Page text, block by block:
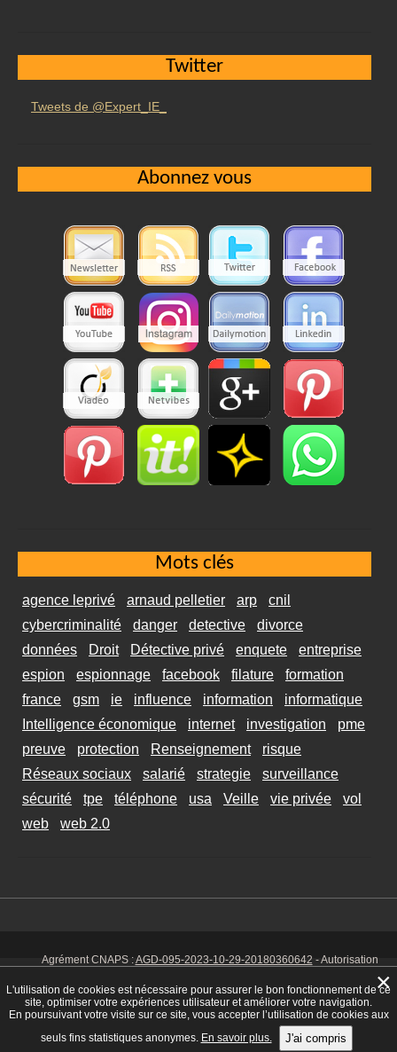
Twitter
Tweets de @Expert_IE_
Abonnez vous
Mots clés
agence leprivé arnaud pelletier arp
cnil
cybercriminalité
danger detective
divorce
données
Droit Détective privé enquete
entreprise
espion
espionnage facebook filature
formation
france
gsm ie influence information
informatique
Intelligence économique
internet investigation
pme
preuve
protection Renseignement
risque
Réseaux sociaux
salarié strategie
surveillance
sécurité
tpe téléphone usa Veille vie privée
vol
web
web 2.0
Agrément CNAPS :AGD-095-2023-10-29-20180360642 - Autorisation
925 00038 - Code NAF 8030 Z -Mentions Légales-CookiesTél. : 06 14
01 75 32
L'utilisation de cookies est nécessaire pour assurer le bon fonctionnement de ce
site, optimiser votre expériences utilisateur et améliorer votre navigation.
En poursuivant votre visite sur ce site, vous accepter l’utilisation de cookies aux
seuls fins statistiques anonymes. En savoir plus. J'ai compris
×